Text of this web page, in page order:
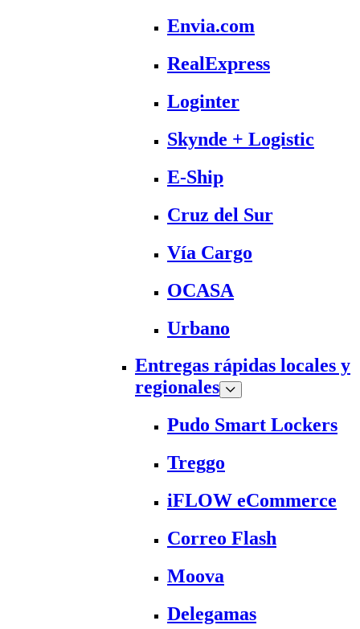
Envia.com
RealExpress
Loginter
Skynde + Logistic
E-Ship
Cruz del Sur
Vía Cargo
OCASA
Urbano
Entregas rápidas locales y
regionales
Pudo Smart Lockers
Treggo
iFLOW eCommerce
Correo Flash
Moova
Delegamas